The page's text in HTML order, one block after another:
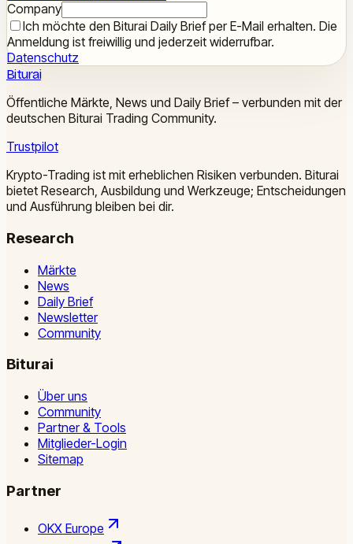
Company
Ich möchte den Biturai Daily Brief per E-Mail erhalten. Die
Anmeldung ist freiwillig und jederzeit widerrufbar.
Datenschutz
Biturai
Öffentliche Märkte, News und Daily Brief – verbunden mit der
deutschen Biturai Trading Community.
Trustpilot
Krypto-Trading ist mit erheblichen Risiken verbunden. Biturai
bietet Research, Ausbildung und Werkzeuge; Entscheidungen
und Ausführung bleiben bei dir.
Research
Märkte
News
Daily Brief
Newsletter
Community
Biturai
Über uns
Community
Partner & Tools
Mitglieder-Login
Sitemap
Partner
OKX Europe